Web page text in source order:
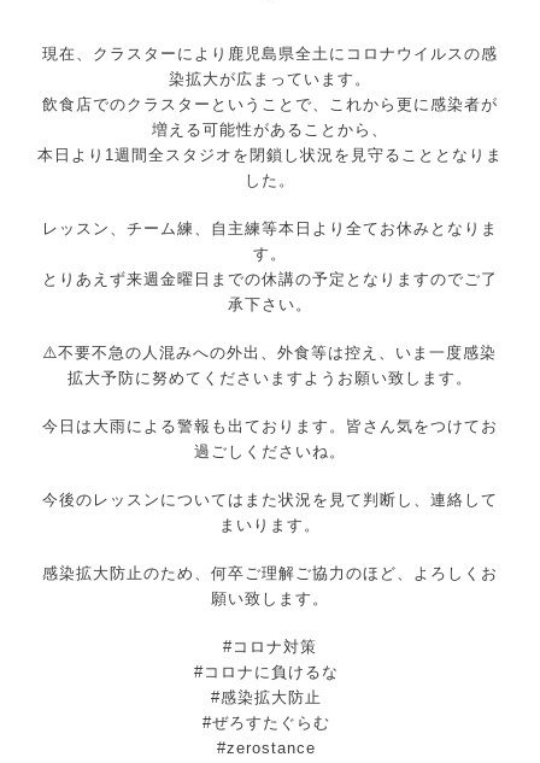
現在、クラスターにより鹿児島県全土にコロナウイルスの感
染拡大が広まっています。
飲食店でのクラスターということで、これから更に感染者が
増える可能性があることから、
本日より1週間全スタジオを閉鎖し状況を見守ることとなりま
した。
レッスン、チーム練、自主練等本日より全てお休みとなりま
す。
とりあえず来週金曜日までの休講の予定となりますのでご了
承下さい。
⚠️不要不急の人混みへの外出、外食等は控え、いま一度感染
拡大予防に努めてくださいますようお願い致します。
今日は大雨による警報も出ております。皆さん気をつけてお
過ごしくださいね。
今後のレッスンについてはまた状況を見て判断し、連絡して
まいります。
感染拡大防止のため、何卒ご理解ご協力のほど、よろしくお
願い致します。
#コロナ対策
#コロナに負けるな
#感染拡大防止
#ぜろすたぐらむ
#zerostance